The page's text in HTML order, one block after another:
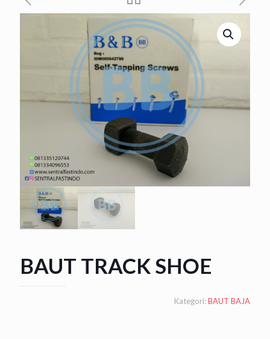
BAUT TRACK SHOE
Kategori:BAUT BAJA